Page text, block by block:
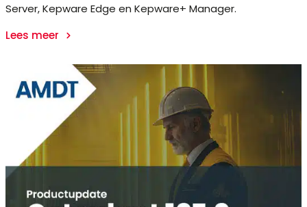
Server, Kepware Edge en Kepware+ Manager.
Lees meer